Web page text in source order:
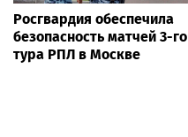
Росгвардия обеспечила
безопасность матчей 3-го
тура РПЛ в Москве